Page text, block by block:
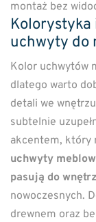
montaż bez
Kolorystyka
uchwyty do
Kolor uchwytów
dlatego warto
detali we
subtelnie
akcentem, który
uchwyty
pasują do
nowoczesnych.
drewnem oraz